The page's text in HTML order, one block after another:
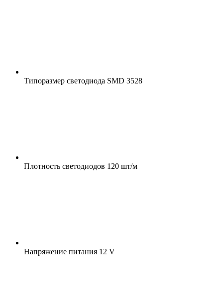
Типоразмер светодиода SMD 3528
Плотность светодиодов 120 шт/м
Напряжение питания 12 V